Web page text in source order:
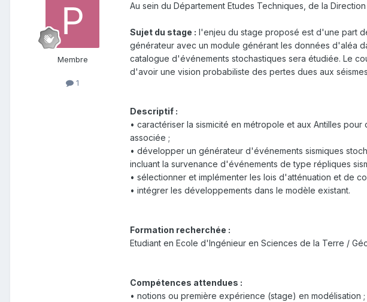
Membre
1
Au sein du Département Etudes Techniques, de la
Sujet du stage : l'enjeu du stage proposé est d'une part
générateur avec un module générant les données d'aléa
catalogue d'événements stochastiques sera étudiée. Le
d'avoir une vision probabiliste des pertes dues aux
Descriptif :
• caractériser la sismicité en métropole et aux Antilles
associée ;
• développer un générateur d'événements sismiques
incluant la survenance d'événements de type répliques
• sélectionner et implémenter les lois d'atténuation et de
• intégrer les développements dans le modèle existant.
Formation recherchée :
Etudiant en Ecole d'Ingénieur en Sciences de la Terre /
Compétences attendues :
• notions ou première expérience (stage) en modélisation ;